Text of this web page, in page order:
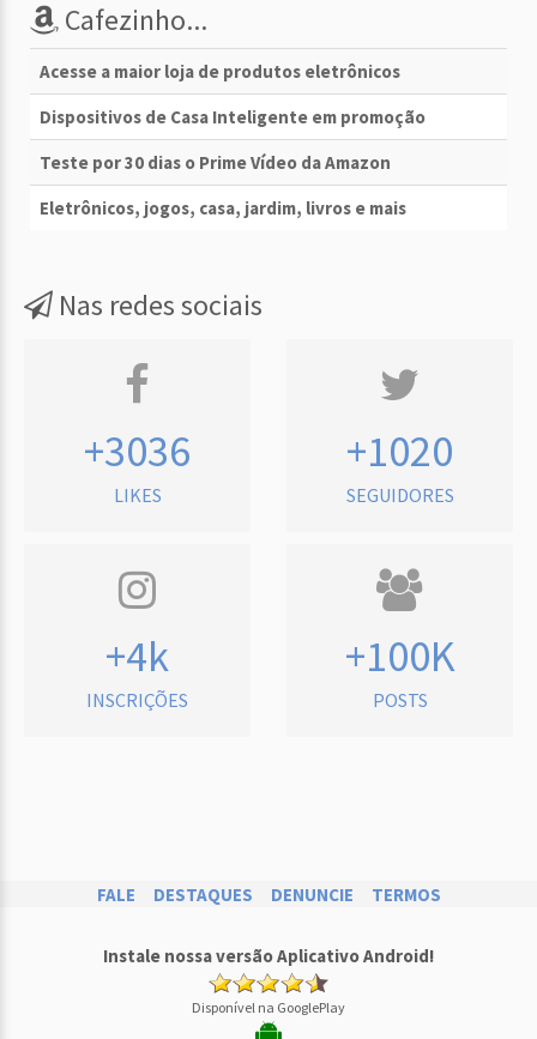
Cafezinho...
Acesse a maior loja de produtos eletrônicos
Dispositivos de Casa Inteligente em promoção
Teste por 30 dias o Prime Vídeo da Amazon
Eletrônicos, jogos, casa, jardim, livros e mais
Nas redes sociais
+3036
LIKES
+1020
SEGUIDORES
+4k
INSCRIÇÕES
+100K
POSTS
FALE DESTAQUES DENUNCIE TERMOS
Instale nossa versão Aplicativo Android!
Disponível na GooglePlay